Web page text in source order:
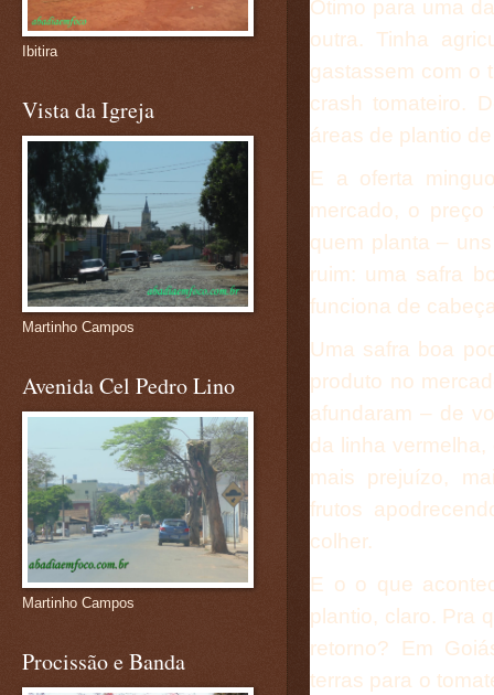
Ótimo para uma
outra. Tinha
gastassem com o
crash tomateiro.
áreas de plantio
E a oferta
mercado, o
quem planta –
ruim: uma safra
funciona de
Uma safra boa
produto no
afundaram – de
da linha
mais prejuízo,
frutos
colher.
E o o que
plantio, claro. Pra
retorno? Em
terras para o
Ibitira
Vista da Igreja
Martinho Campos
Avenida Cel Pedro Lino
Martinho Campos
Procissão e Banda